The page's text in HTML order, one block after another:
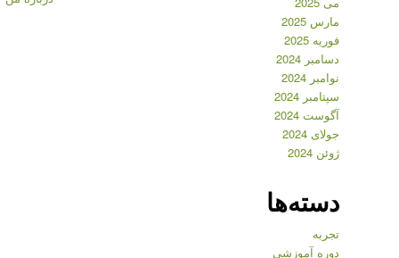
مارس 2025
فوریه 2025
دسامبر 2024
نوامبر 2024
سپتامبر 2024
آگوست 2024
جولای 2024
ژوئن 2024
دسته‌ها
تجربه
دوره آموزشی